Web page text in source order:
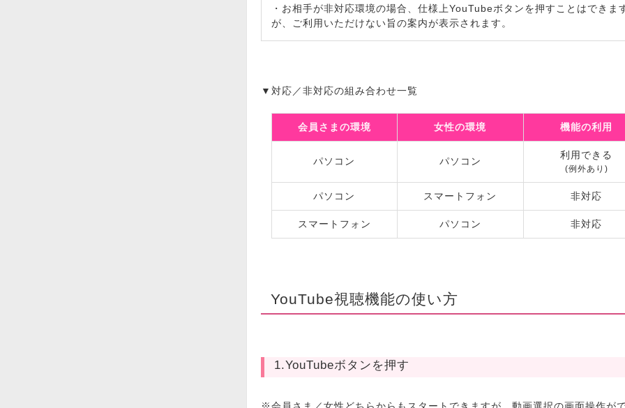
・お相手が非対応環境の場合、仕様上YouTubeボタンを押すことはできま
が、ご利用いただけない旨の案内が表示されます。
▼対応／非対応の組み合わせ一覧
会員さまの環境 女性の環境 機能の利用
パソコン パソコン
利用できる
(例外あり)
パソコン スマートフォン 非対応
スマートフォン パソコン 非対応
YouTube視聴機能の使い方
1.YouTubeボタンを押す
※会員さま／女性どちらからもスタートできますが、動画選択の画面操作が